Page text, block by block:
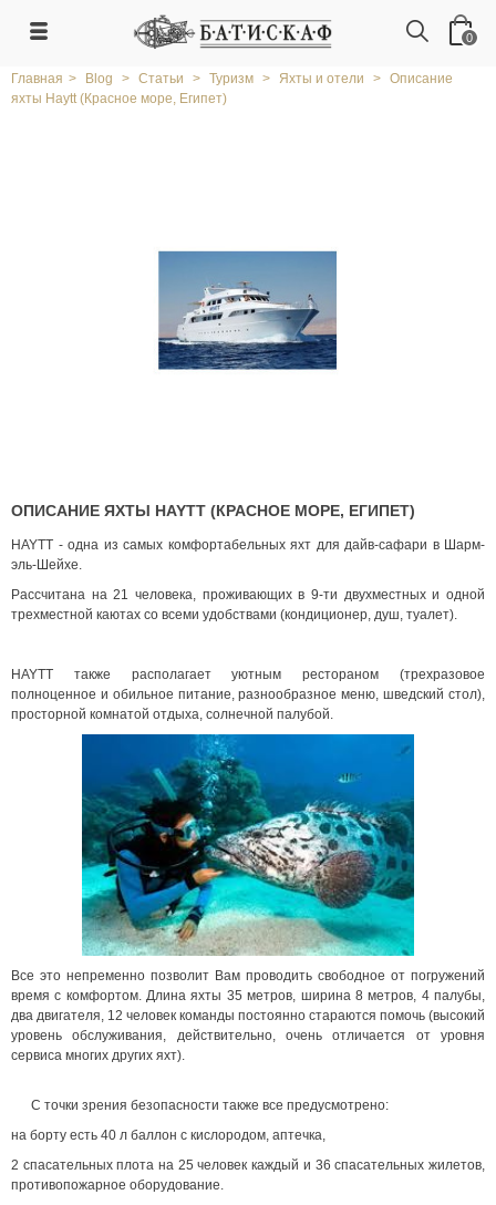
0
Главная > Blog > Статьи > Туризм > Яхты и отели > Описание
яхты Haytt (Красное море, Египет)
ОПИСАНИЕ ЯХТЫ HAYTT (КРАСНОЕ МОРЕ, ЕГИПЕТ)
HAYTT - одна из самых комфортабельных яхт для дайв-сафари в Шарм-
эль-Шейхе.
Рассчитана на 21 человека, проживающих в 9-ти двухместных и одной
трехместной каютах со всеми удобствами (кондиционер, душ, туалет).
HAYTT также располагает уютным рестораном (трехразовое
полноценное и обильное питание, разнообразное меню, шведский стол),
просторной комнатой отдыха, солнечной палубой.
Все это непременно позволит Вам проводить свободное от погружений
время с комфортом. Длина яхты 35 метров, ширина 8 метров, 4 палубы,
два двигателя, 12 человек команды постоянно стараются помочь (высокий
уровень обслуживания, действительно, очень отличается от уровня
сервиса многих других яхт).
С точки зрения безопасности также все предусмотрено:
на борту есть 40 л баллон с кислородом, аптечка,
2 спасательных плота на 25 человек каждый и 36 спасательных жилетов,
противопожарное оборудование.